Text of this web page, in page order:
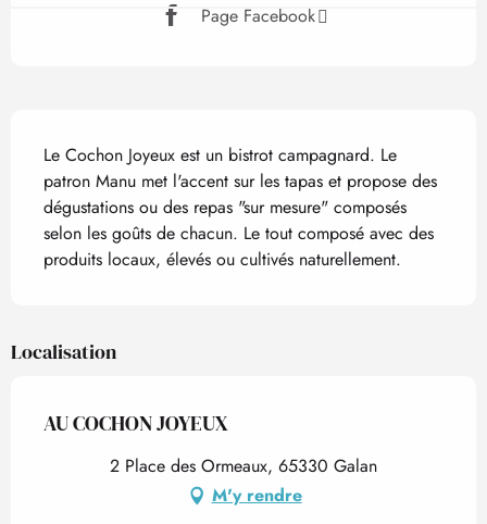
Page Facebook
Description
Le Cochon Joyeux est un bistrot campagnard. Le
patron Manu met l'accent sur les tapas et propose des
dégustations ou des repas "sur mesure" composés
selon les goûts de chacun. Le tout composé avec des
produits locaux, élevés ou cultivés naturellement.
Localisation
AU COCHON JOYEUX
2 Place des Ormeaux, 65330 Galan
M'y rendre